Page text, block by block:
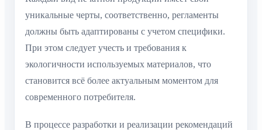
уникальные черты, соответственно, регламенты
должны быть адаптированы с учетом специфики.
При этом следует учесть и требования к
экологичности используемых материалов, что
становится всё более актуальным моментом для
современного потребителя.
В процессе разработки и реализации рекомендаций